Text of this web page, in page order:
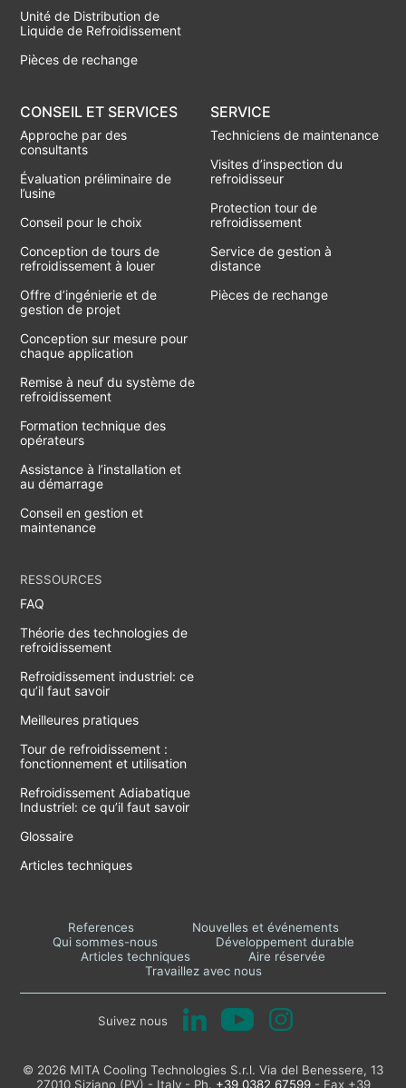
Unité de Distribution de
Liquide de Refroidissement
Pièces de rechange
CONSEIL ET SERVICES
Approche par des
consultants
Évaluation préliminaire de
l’usine
Conseil pour le choix
Conception de tours de
refroidissement à louer
Offre d’ingénierie et de
gestion de projet
Conception sur mesure pour
chaque application
Remise à neuf du système de
refroidissement
Formation technique des
opérateurs
Assistance à l’installation et
au démarrage
Conseil en gestion et
maintenance
SERVICE
Techniciens de maintenance
Visites d’inspection du
refroidisseur
Protection tour de
refroidissement
Service de gestion à
distance
Pièces de rechange
RESSOURCES
FAQ
Théorie des technologies de
refroidissement
Refroidissement industriel: ce
qu’il faut savoir
Meilleures pratiques
Tour de refroidissement :
fonctionnement et utilisation
Refroidissement Adiabatique
Industriel: ce qu’il faut savoir
Glossaire
Articles techniques
References
Nouvelles et événements
Qui sommes-nous
Développement durable
Articles techniques
Aire réservée
Travaillez avec nous
Suivez nous
© 2026 MITA Cooling Technologies S.r.l. Via del Benessere, 13
27010 Siziano (PV) - Italy - Ph. +39 0382 67599- Fax +39